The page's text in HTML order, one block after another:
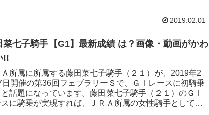
2019.02.01
菜七子騎手【G1】最新成績 は？画像・動画がかわ
!!
Ａ所属に所属する藤田菜七子騎手（２１）が、2019年2
日開催の第36回フェブラリーＳで、ＧⅠレースに初騎乗
話題になっています。藤田菜七子騎手（２１）のＧⅠ
スに騎乗が実現すれば、ＪＲＡ所属の女性騎手としては